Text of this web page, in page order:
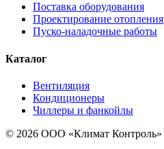
Поставка оборудования
Проектирование отопления
Пуско-наладочные работы
Каталог
Вентиляция
Кондиционеры
Чиллеры и фанкойлы
© 2026 ООО «Климат Контроль»